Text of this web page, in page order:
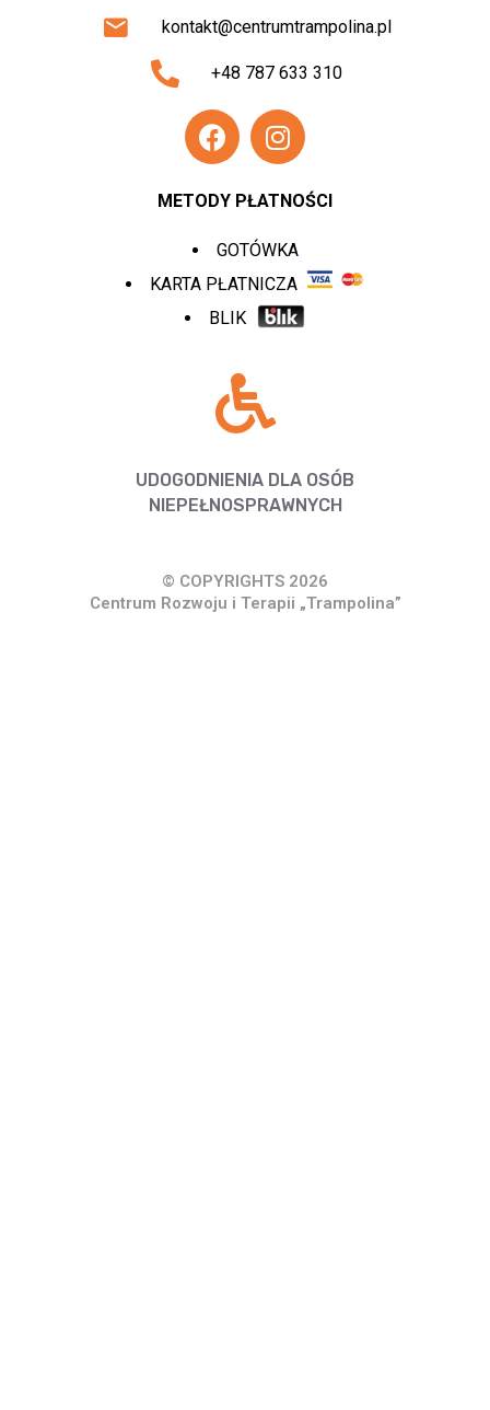
kontakt@centrumtrampolina.pl
+48 787 633 310
METODY PŁATNOŚCI
GOTÓWKA
KARTA PŁATNICZA
BLIK
UDOGODNIENIA DLA OSÓB
NIEPEŁNOSPRAWNYCH
© COPYRIGHTS 2026
Centrum Rozwoju i Terapii „Trampolina”